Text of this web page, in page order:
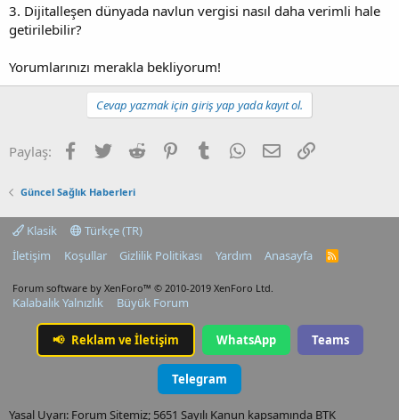
3. Dijitalleşen dünyada navlun vergisi nasıl daha verimli hale
getirilebilir?
Yorumlarınızı merakla bekliyorum!
Cevap yazmak için giriş yap yada kayıt ol.
Paylaş: Facebook
TwitterReddit PinterestTumblrWhatsApp
E-postaLink
Güncel Sağlık Haberleri
Klasik
Türkçe (TR)
İletişim
Koşullar Gizlilik Politikası Yardım Anasayfa
R
Forum software by XenForo™ © 2010-2019 XenForo Ltd.
Kalabalık Yalnızlık Büyük Forum
📢 Reklam ve İletişim WhatsApp Teams
Telegram
Yasal Uyarı: Forum Sitemiz; 5651 Sayılı Kanun kapsamında BTK